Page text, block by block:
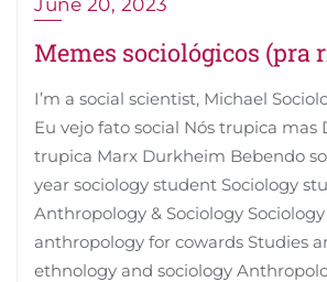
Memes sociológicos (pra
I’m a social scientist, Michael
Eu vejo fato social Nós trupica mas
trupica Marx Durkheim Bebendo
year sociology student Sociology
Anthropology & Sociology
anthropology for cowards Studies
ethnology and sociology